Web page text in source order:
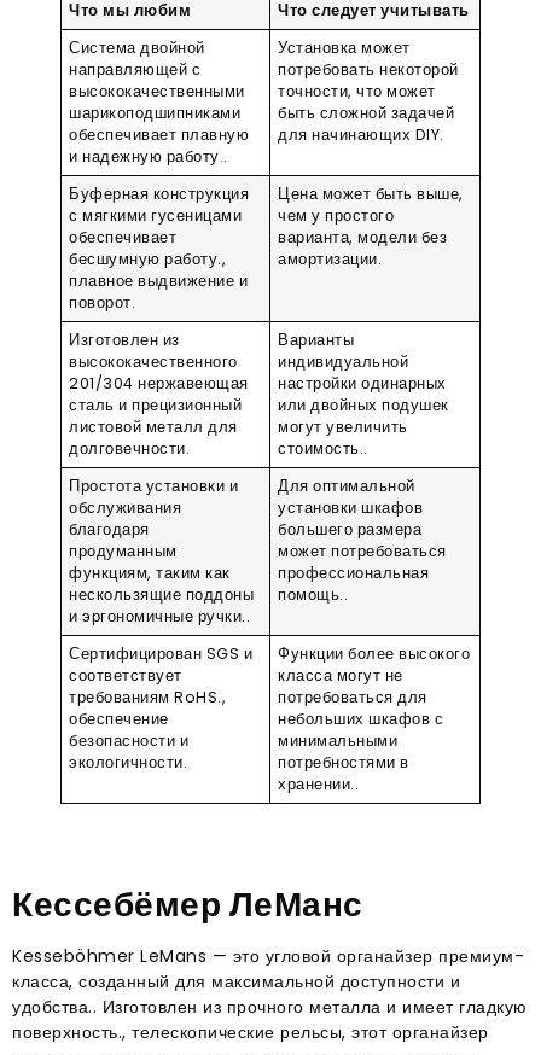
Что мы любим
Что следует учитывать
Система двойной
направляющей с
высококачественными
шарикоподшипниками
обеспечивает плавную
и надежную работу..
Установка может
потребовать некоторой
точности, что может
быть сложной задачей
для начинающих DIY.
Буферная конструкция
с мягкими гусеницами
обеспечивает
бесшумную работу.,
плавное выдвижение и
поворот.
Цена может быть выше,
чем у простого
варианта, модели без
амортизации.
Изготовлен из
высококачественного
201/304 нержавеющая
сталь и прецизионный
листовой металл для
долговечности.
Варианты
индивидуальной
настройки одинарных
или двойных подушек
могут увеличить
стоимость..
Простота установки и
обслуживания
благодаря
продуманным
функциям, таким как
нескользящие поддоны
и эргономичные ручки..
Для оптимальной
установки шкафов
большего размера
может потребоваться
профессиональная
помощь..
Сертифицирован SGS и
соответствует
требованиям RoHS.,
обеспечение
безопасности и
экологичности.
Функции более высокого
класса могут не
потребоваться для
небольших шкафов с
минимальными
потребностями в
хранении..
Кессебёмер ЛеМанс
Kesseböhmer LeMans — это угловой органайзер премиум-
класса, созданный для максимальной доступности и
удобства.. Изготовлен из прочного металла и имеет гладкую
поверхность., телескопические рельсы, этот органайзер